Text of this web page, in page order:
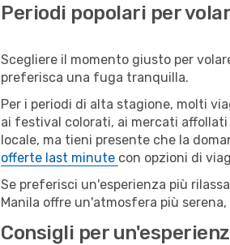
Periodi popolari per
Scegliere il momento giusto per
preferisca una fuga tranquilla.
Per i periodi di alta stagione, molti
ai festival colorati, ai mercati affollati
locale, ma tieni presente che la
offerte last minute con opzioni di
Se preferisci un'esperienza più
Manila offre un'atmosfera più
Consigli per